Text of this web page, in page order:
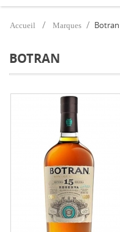
Accueil Marques Botran
BOTRAN